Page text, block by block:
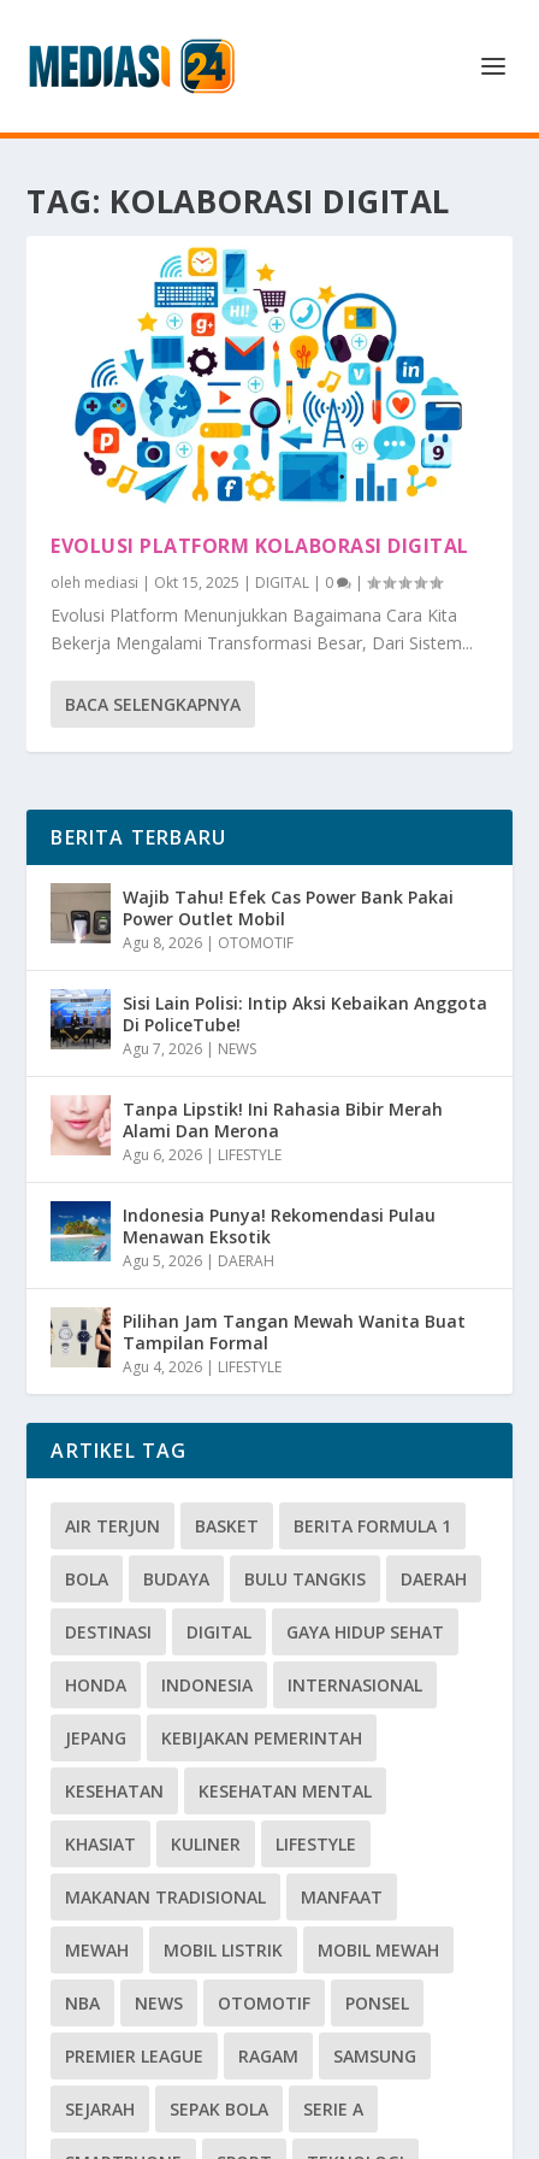
TAG: KOLABORASI DIGITAL
EVOLUSI PLATFORM KOLABORASI DIGITAL
oleh mediasi | Okt 15, 2025 | DIGITAL | 0 |
Evolusi Platform Menunjukkan Bagaimana Cara Kita
Bekerja Mengalami Transformasi Besar, Dari Sistem...
BACA SELENGKAPNYA
BERITA TERBARU
Wajib Tahu! Efek Cas Power Bank Pakai
Power Outlet Mobil
Agu 8, 2026 | OTOMOTIF
Sisi Lain Polisi: Intip Aksi Kebaikan Anggota
Di PoliceTube!
Agu 7, 2026 | NEWS
Tanpa Lipstik! Ini Rahasia Bibir Merah
Alami Dan Merona
Agu 6, 2026 | LIFESTYLE
Indonesia Punya! Rekomendasi Pulau
Menawan Eksotik
Agu 5, 2026 | DAERAH
Pilihan Jam Tangan Mewah Wanita Buat
Tampilan Formal
Agu 4, 2026 | LIFESTYLE
ARTIKEL TAG
AIR TERJUN BASKET BERITA FORMULA 1
BOLA BUDAYA BULU TANGKIS DAERAH
DESTINASI DIGITAL GAYA HIDUP SEHAT
HONDA INDONESIA INTERNASIONAL
JEPANG KEBIJAKAN PEMERINTAH
KESEHATAN KESEHATAN MENTAL
KHASIAT KULINER LIFESTYLE
MAKANAN TRADISIONAL MANFAAT
MEWAH MOBIL LISTRIK MOBIL MEWAH
NBA NEWS OTOMOTIF PONSEL
PREMIER LEAGUE RAGAM SAMSUNG
SEJARAH SEPAK BOLA SERIE A